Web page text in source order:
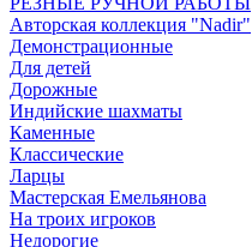
Авторская коллекция "Nadir"
Демонстрационные
Для детей
Дорожные
Индийские шахматы
Каменные
Классические
Ларцы
Мастерская Емельянова
На троих игроков
Недорогие